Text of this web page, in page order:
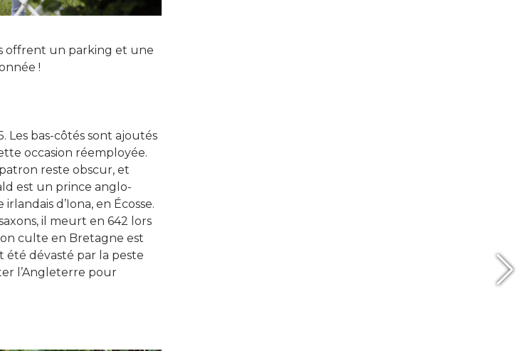
offrent un parking et une
!
Les bas-côtés sont ajoutés
occasion réemployée.
reste obscur, et
est un prince anglo-
d’Iona, en Écosse.
il meurt en 642 lors
culte en Bretagne est
été dévasté par la peste
l’Angleterre pour